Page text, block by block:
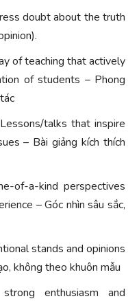
doubt about the truth
of teaching that actively
of students – Phong
talks that inspire
– Bài giảng kích thích
of-a-kind perspectives
– Góc nhìn sâu sắc,
stands and opinions
không theo khuôn mẫu
enthusiasm and